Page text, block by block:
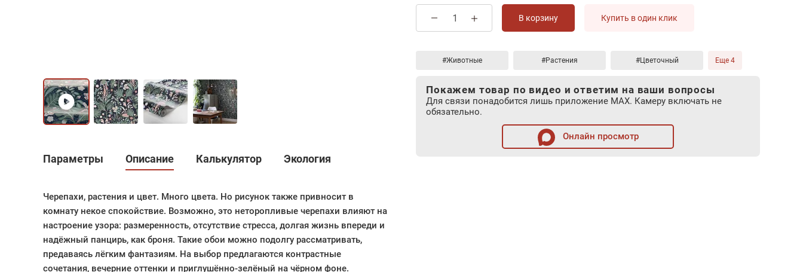
Параметры Описание Калькулятор Экология
Черепахи, растения и цвет. Много цвета. Но рисунок также привносит в
комнату некое спокойствие. Возможно, это неторопливые черепахи влияют на
настроение узора: размеренность, отсутствие стресса, долгая жизнь впереди и
надёжный панцирь, как броня. Такие обои можно подолгу рассматривать,
предаваясь лёгким фантазиям. На выбор предлагаются контрастные
сочетания, вечерние оттенки и приглушённо-зелёный на чёрном фоне.
В корзину Купить в один клик
#Животные #Растения #Цветочный Еще 4
Покажем товар по видео и ответим на ваши вопросы
Для связи понадобится лишь приложение MAX. Камеру включать не
обязательно.
Онлайн просмотр